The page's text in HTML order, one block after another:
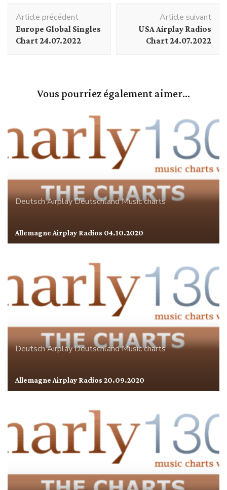
d'article
Article précédent
Europe Global Singles
Chart 24.07.2022
Article suivant
USA Airplay Radios
Chart 24.07.2022
Vous pourriez également aimer...
Deutsch AirplayDeutschlandMusic charts
Allemagne Airplay Radios 04.10.2020
Deutsch AirplayDeutschlandMusic charts
Allemagne Airplay Radios 20.09.2020